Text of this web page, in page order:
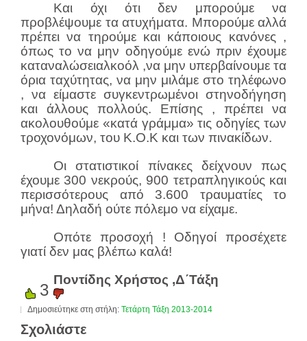
Και όχι ότιδεν μπορούμε να
προβλέψουμε τα ατυχήματα. Μπορούμε αλλά
πρέπει να τηρούμε και κάποιους κανόνες ,
όπως το να μην οδηγούμε ενώ πριν έχουμε
καταναλώσειαλκοόλ ,να μην υπερβαίνουμε τα
όρια ταχύτητας, να μην μιλάμε στο τηλέφωνο
, να είμαστε συγκεντρωμένοι στηνοδήγηση
και άλλους πολλούς. Επίσης , πρέπει να
ακολουθούμε «κατά γράμμα» τις οδηγίες των
τροχονόμων, του Κ.Ο.Κ και των πινακίδων.
Οι στατιστικοί πίνακες δείχνουν πως
έχουμε 300 νεκρούς, 900 τετραπληγικούς και
περισσότερους από 3.600 τραυματίες το
μήνα! Δηλαδή ούτε πόλεμο να είχαμε.
Οπότε προσοχή ! Οδηγοί προσέχετε
γιατί δεν μας βλέπω καλά!
Ποντίδης Χρήστος ,Δ΄Τάξη
3
Δημοσιεύτηκε στη στήλη: Τετάρτη Τάξη 2013-2014
Σχολιάστε